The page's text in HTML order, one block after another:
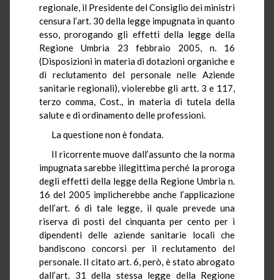
regionale, il Presidente del Consiglio dei ministri
censura l’art. 30 della legge impugnata in quanto
esso, prorogando gli effetti della legge della
Regione Umbria 23 febbraio 2005, n. 16
(Disposizioni in materia di dotazioni organiche e
di reclutamento del personale nelle Aziende
sanitarie regionali), violerebbe gli artt. 3 e 117,
terzo comma, Cost., in materia di tutela della
salute e di ordinamento delle professioni.
La questione non è fondata.
Il ricorrente muove dall’assunto che la norma
impugnata sarebbe illegittima perché la proroga
degli effetti della legge della Regione Umbria n.
16 del 2005 implicherebbe anche l’applicazione
dell’art. 6 di tale legge, il quale prevede una
riserva di posti del cinquanta per cento per i
dipendenti delle aziende sanitarie locali che
bandiscono concorsi per il reclutamento del
personale. Il citato art. 6, però, è stato abrogato
dall’art. 31 della stessa legge della Regione